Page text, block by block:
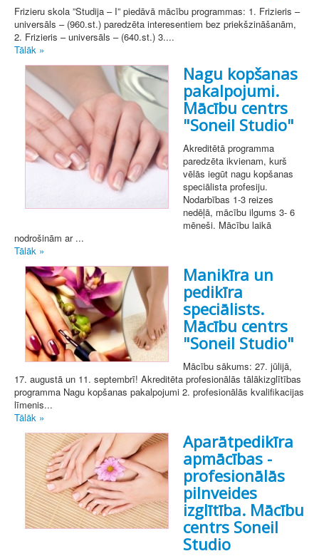
Frizieru skola ”Studija – I” piedāvā mācību programmas: 1. Frizieris –
universāls – (960.st.) paredzēta interesentiem bez priekšzināšanām,
2. Frizieris – universāls – (640.st.) 3....
Tālāk »
Nagu kopšanas
pakalpojumi.
Mācību centrs
"Soneil Studio"
Akreditētā programma
paredzēta ikvienam, kurš
vēlās iegūt nagu kopšanas
speciālista profesiju.
Nodarbības 1-3 reizes
nedēļā, mācību ilgums 3- 6
mēneši. Mācību laikā
nodrošinām ar ...
Tālāk »
Manikīra un
pedikīra
speciālists.
Mācību centrs
"Soneil Studio"
Mācību sākums: 27. jūlijā,
17. augustā un 11. septembrī! Akreditēta profesionālās tālākizglītības
programma Nagu kopšanas pakalpojumi 2. profesionālās kvalifikacijas
līmenis...
Tālāk »
Aparātpedikīra
apmācības -
profesionālās
pilnveides
izglītība. Mācību
centrs Soneil
Studio